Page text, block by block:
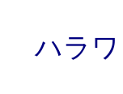
ハラ